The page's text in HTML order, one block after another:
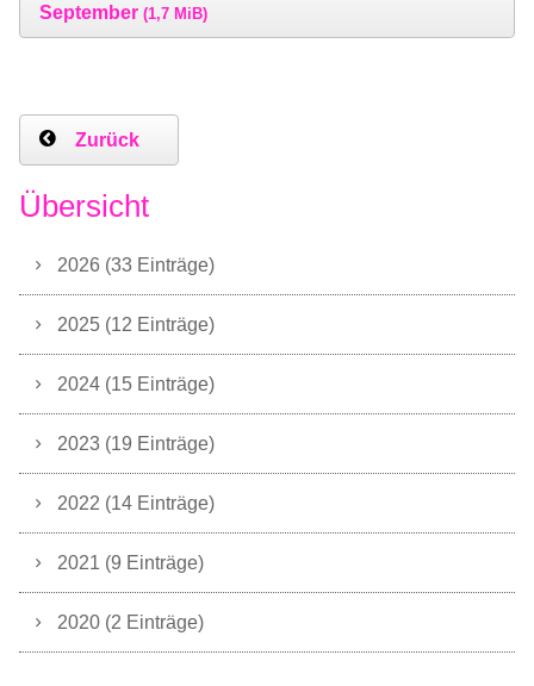
September (1,7 MiB)
Zurück
Übersicht
2026 (33 Einträge)
2025 (12 Einträge)
2024 (15 Einträge)
2023 (19 Einträge)
2022 (14 Einträge)
2021 (9 Einträge)
2020 (2 Einträge)